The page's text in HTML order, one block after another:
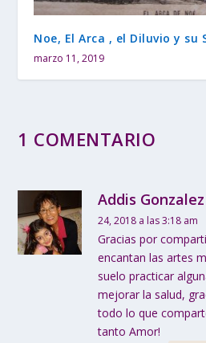
Noe, El Arca , el Diluvio y
marzo 11, 2019
1 COMENTARIO
Addis Gonzalez
24, 2018 a las 3:18 am
Gracias por
encantan las artes
suelo practicar
mejorar la salud,
todo lo que
tanto Amor!